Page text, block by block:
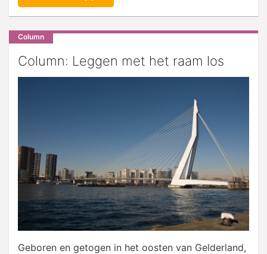
Column
Column: Leggen met het raam los
Geboren en getogen in het oosten van Gelderland,